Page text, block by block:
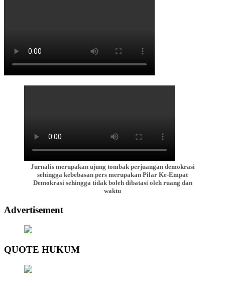
Jurnalis merupakan ujung tombak perjuangan demokrasi
sehingga kebebasan pers merupakan Pilar Ke-Empat
Demokrasi sehingga tidak boleh dibatasi oleh ruang dan
waktu
Advertisement
QUOTE HUKUM